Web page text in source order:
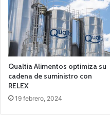
Qualtia Alimentos optimiza su
cadena de suministro con
RELEX
19 febrero, 2024